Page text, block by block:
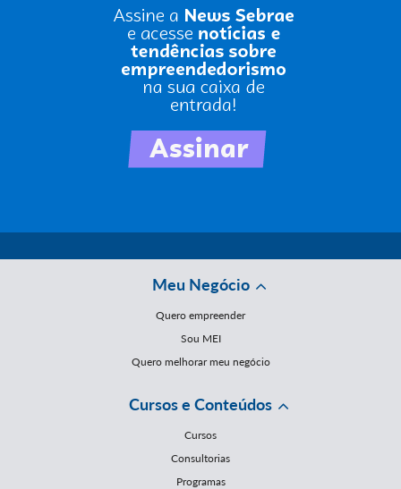
Meu Negócio
Quero empreender
Sou MEI
Quero melhorar meu negócio
Cursos e Conteúdos
Cursos
Consultorias
Programas